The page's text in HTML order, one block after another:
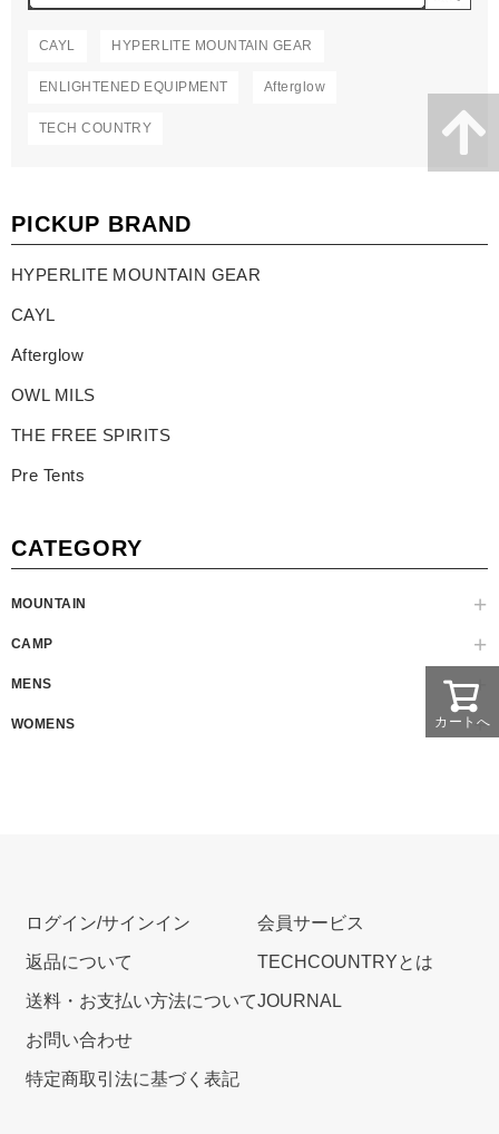
CAYL HYPERLITE MOUNTAIN GEAR
ENLIGHTENED EQUIPMENT Afterglow
TECH COUNTRY
PICKUP BRAND
HYPERLITE MOUNTAIN GEAR
CAYL
Afterglow
OWL MILS
THE FREE SPIRITS
Pre Tents
CATEGORY
MOUNTAIN
CAMP
MENS
WOMENS カートへ
ログイン/サインイン
返品について
送料・お支払い方法について
お問い合わせ
特定商取引法に基づく表記
会員サービス
TECHCOUNTRYとは
JOURNAL